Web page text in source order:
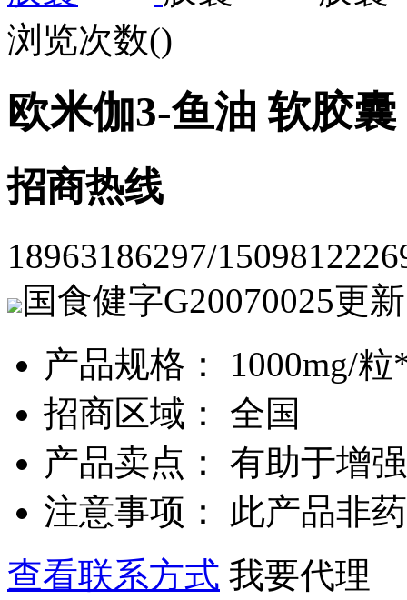
浏览次数()
欧米伽3-鱼油 软胶囊
招商热线
18963186297/
国食健字G20070025更
产品规格： 1000mg/
招商区域： 全国
产品卖点： 有助于增
注意事项： 此产品非
查看联系方式 我要代理